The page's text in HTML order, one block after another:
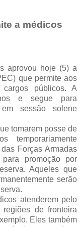
a médicos
aprovou hoje (5) a
que permite aos
cargos públicos. A
e segue para
sessão solene
tomarem posse de
temporariamente
Forças Armadas
promoção por
Aqueles que
serão
atenderem pelo
de fronteira
Eles também